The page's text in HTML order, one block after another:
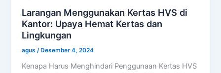
Larangan Menggunakan Kertas HVS di
Kantor: Upaya Hemat Kertas dan
Lingkungan
agus /Desember 4, 2024
Kenapa Harus Menghindari Penggunaan Kertas HVS